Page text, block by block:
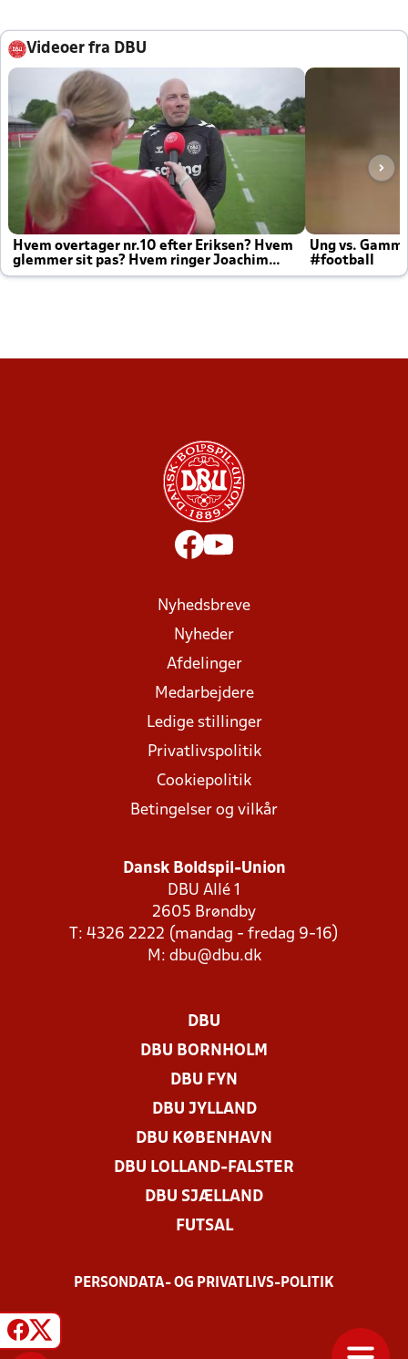
Videoer fra DBU
Hvem overtager nr.10 efter Eriksen? Hvem
glemmer sit pas? Hvem ringer Joachim
altid til efter kampe?
Ung vs.
#football
Nyhedsbreve
Nyheder
Afdelinger
Medarbejdere
Ledige stillinger
Privatlivspolitik
Cookiepolitik
Betingelser og vilkår
Dansk Boldspil-Union
DBU Allé 1
2605 Brøndby
T: 4326 2222 (mandag - fredag 9-16)
M: dbu@dbu.dk
DBU
DBU BORNHOLM
DBU FYN
DBU JYLLAND
DBU KØBENHAVN
DBU LOLLAND-FALSTER
DBU SJÆLLAND
FUTSAL
PERSONDATA- OG PRIVATLIVS-POLITIK